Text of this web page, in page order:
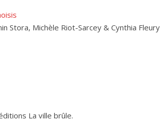
Stora, Michèle Riot-Sarcey & Cynthia Fleury
La ville brûle.